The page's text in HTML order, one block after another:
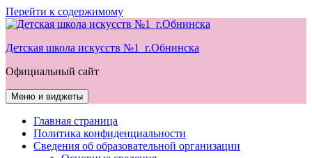
Перейти к содержимому
Детская школа искусств №1 г.Обнинска
Официальный сайт
Меню и виджеты
Главная страница
Политика конфиденциальности
Сведения об образовательной организации